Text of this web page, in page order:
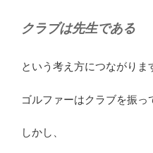
クラブは先生である
という考え方につながりま
ゴルファーはクラブを振っ
しかし、